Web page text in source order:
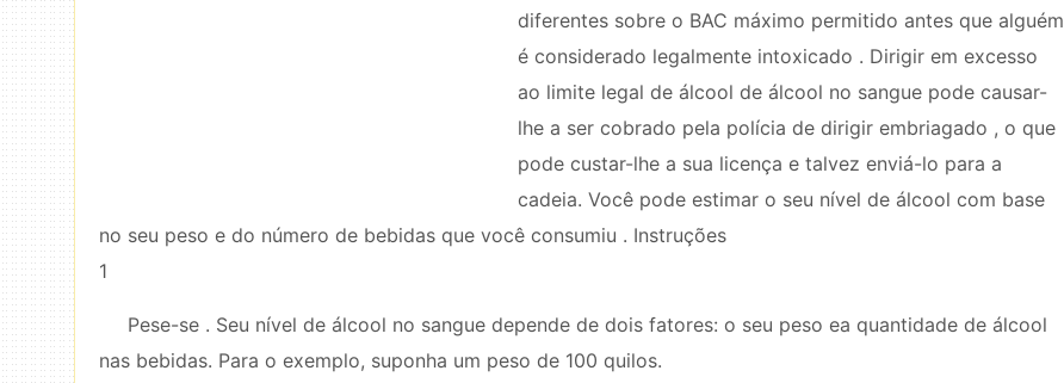
diferentes sobre o BAC máximo permitido antes que alguém
é considerado legalmente intoxicado . Dirigir em excesso
ao limite legal de álcool de álcool no sangue pode causar-
lhe a ser cobrado pela polícia de dirigir embriagado , o que
pode custar-lhe a sua licença e talvez enviá-lo para a
cadeia. Você pode estimar o seu nível de álcool com base
no seu peso e do número de bebidas que você consumiu . Instruções
1
Pese-se . Seu nível de álcool no sangue depende de dois fatores: o seu peso ea quantidade de álcool
nas bebidas. Para o exemplo, suponha um peso de 100 quilos.